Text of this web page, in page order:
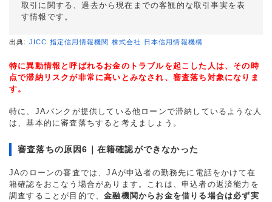
取引に関する、過去から現在までの客観的な取引事実を表
す情報です。
出典: JICC 指定信用情報機関 株式会社 日本信用情報機構
特に異動情報と呼ばれるお金のトラブルを起こした人は、その時
点で滞納リスクが非常に高いとみなされ、審査落ち対象になりま
す。
特に、JAバンクが提供している他ローンで滞納しているような人
は、基本的に審査落ちすると考えましょう。
審査落ちの原因6｜在籍確認ができなかった
JAのローンの審査では、JAが申込者の勤務先に電話をかけて在
籍確認をおこなう場合があります。これは、申込者の返済能力を
調査することが目的で、金融機関からお金を借りる場合は必ず実